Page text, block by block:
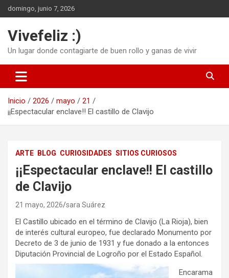
Saltar
al
domingo, junio 7, 2026
Vivefeliz :)
Un lugar donde contagiarte de buen rollo y ganas de vivir
Inicio 2026 mayo
21
¡¡Espectacular enclave!! El castillo de Clavijo
ARTE BLOG CURIOSIDADES SITIOS CURIOSOS
¡¡Espectacular enclave!! El castillo
de Clavijo
21 mayo, 2026 sara Suárez
El Castillo ubicado en el término de Clavijo (La Rioja), bien
de interés cultural europeo, fue declarado Monumento por
Decreto de 3 de junio de 1931 y fue donado a la entonces
Diputación Provincial de Logroño por el Estado Español.
Encarama